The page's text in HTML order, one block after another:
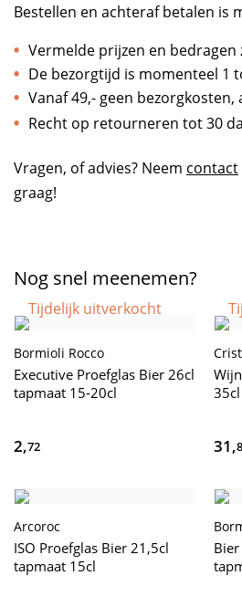
Bestellen en achteraf betalen is
Vermelde prijzen en
De bezorgtijd is momenteel 1
Vanaf 49,- geen bezorgkosten,
Recht op retourneren tot 30
Vragen, of advies? Neem contact
graag!
Nog snel meenemen?
Tijdelijk uitverkocht
Bormioli Rocco
Executive Proefglas Bier 26cl
tapmaat 15-20cl
2,72
35cl
31,
Arcoroc
ISO Proefglas Bier 21,5cl
tapmaat 15cl